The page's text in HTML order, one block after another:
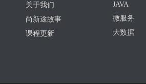
关于我们
尚新途故事
课程更新
JAVA
微服务
大数据